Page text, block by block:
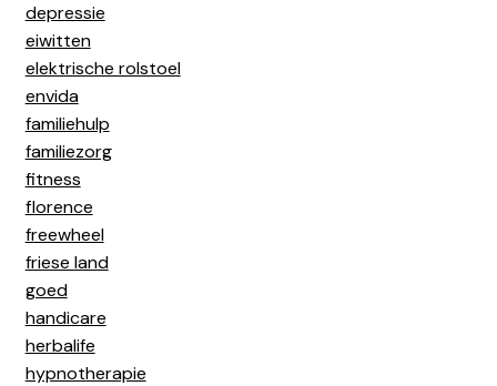
depressie
eiwitten
elektrische rolstoel
envida
familiehulp
familiezorg
fitness
florence
freewheel
friese land
goed
handicare
herbalife
hypnotherapie